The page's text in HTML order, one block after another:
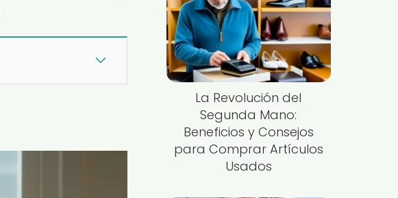
La Revolución del
Segunda Mano:
Beneficios y Consejos
para Comprar Artículos
Usados